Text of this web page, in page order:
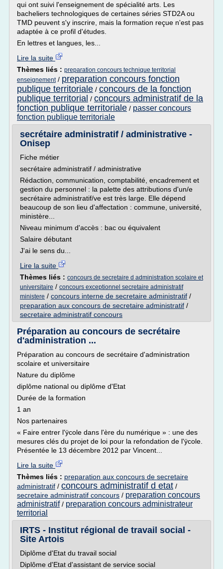
qui ont suivi l'enseignement de spécialité arts. Les
bacheliers technologiques de certaines séries STD2A ou
TMD peuvent s'y inscrire, mais la formation reçue n'est pas
adaptée à ce profil d'études.
En lettres et langues, les...
Lire la suite
Thèmes liés : preparation concours technique territorial
enseignement/ preparation concours fonction
publique territoriale / concours de la fonction
publique territorial / concours administratif de la
fonction publique territoriale / passer concours
fonction publique territoriale
secrétaire administratif / administrative -
Onisep
Fiche métier
secrétaire administratif / administrative
Rédaction, communication, comptabilité, encadrement et
gestion du personnel : la palette des attributions d'un/e
secrétaire administratif/ve est très large. Elle dépend
beaucoup de son lieu d'affectation : commune, université,
ministère...
Niveau minimum d'accès : bac ou équivalent
Salaire débutant
J'ai le sens du...
Lire la suite
Thèmes liés : concours de secretaire d administration scolaire et
universitaire / concours exceptionnel secretaire administratif
ministere / concours interne de secretaire administratif /
preparation aux concours de secretaire administratif /
secretaire administratif concours
Préparation au concours de secrétaire
d'administration ...
Préparation au concours de secrétaire d'administration
scolaire et universitaire
Nature du diplôme
diplôme national ou diplôme d'Etat
Durée de la formation
1 an
Nos partenaires
« Faire entrer l'ÿcole dans l'ère du numérique » : une des
mesures clés du projet de loi pour la refondation de l'ÿcole.
Présentée le 13 décembre 2012 par Vincent...
Lire la suite
Thèmes liés : preparation aux concours de secretaire
administratif / concours administratif d etat /
secretaire administratif concours / preparation concours
administratif/ preparation concours administrateur
territorial
IRTS - Institut régional de travail social -
Site Artois
Diplôme d'Etat du travail social
Diplôme d'Etat d'assistant de service social